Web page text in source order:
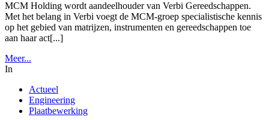
MCM Holding wordt aandeelhouder van Verbi Gereedschappen.
Met het belang in Verbi voegt de MCM-groep specialistische kennis
op het gebied van matrijzen, instrumenten en gereedschappen toe
aan haar act[...]
Meer...
In
Actueel
Engineering
Plaatbewerking